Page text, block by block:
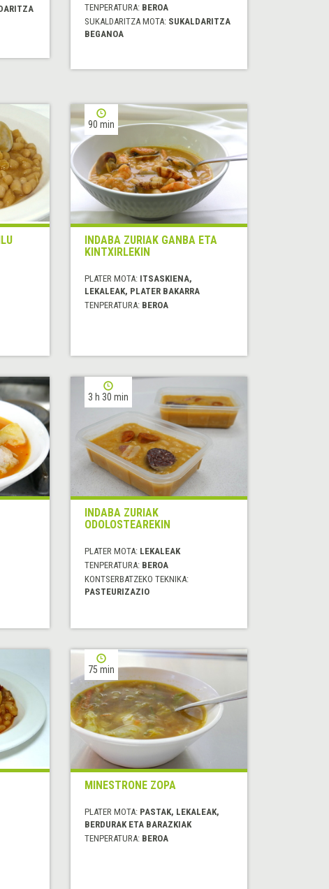
TENPERATURA: BEROA
SUKALDARITZA MOTA: SUKALDARITZA
BEGANOA
90 min
INDABA ZURIAK GANBA ETA
KINTXIRLEKIN
PLATER MOTA: ITSASKIENA,
LEKALEAK, PLATER BAKARRA
TENPERATURA: BEROA
3 h 30 min
INDABA ZURIAK
ODOLOSTEAREKIN
PLATER MOTA: LEKALEAK
TENPERATURA: BEROA
KONTSERBATZEKO TEKNIKA:
PASTEURIZAZIO
75 min
MINESTRONE ZOPA
PLATER MOTA: PASTAK, LEKALEAK,
BERDURAK ETA BARAZKIAK
TENPERATURA: BEROA